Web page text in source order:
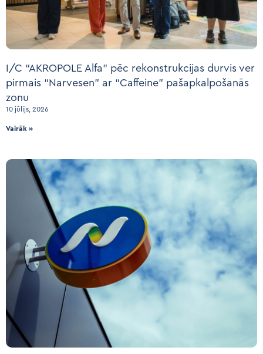
I/C “AKROPOLE Alfa” pēc rekonstrukcijas durvis ver
pirmais “Narvesen” ar “Caffeine” pašapkalpošanās
zonu
10 jūlijs, 2026
Vairāk »